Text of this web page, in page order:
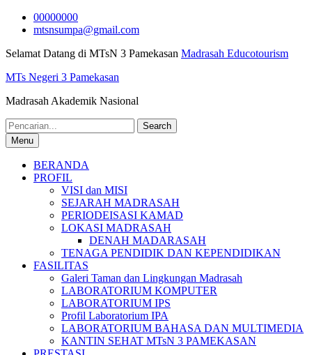
Skip
00000000
mtsnsumpa@gmail.com
Selamat Datang di MTsN 3 Pamekasan Madrasah Educotourism
MTs Negeri 3 Pamekasan
Madrasah Akademik Nasional
Search
for:Menu
BERANDA
PROFIL
VISI dan MISI
SEJARAH MADRASAH
PERIODEISASI KAMAD
LOKASI MADRASAH
DENAH MADARASAH
TENAGA PENDIDIK DAN KEPENDIDIKAN
FASILITAS
Galeri Taman dan Lingkungan Madrasah
LABORATORIUM KOMPUTER
LABORATORIUM IPS
Profil Laboratorium IPA
LABORATORIUM BAHASA DAN MULTIMEDIA
KANTIN SEHAT MTsN 3 PAMEKASAN